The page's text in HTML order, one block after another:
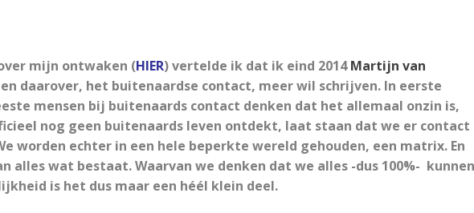
mijn ontwaken (HIER) vertelde ik dat ik eind 2014Martijn van
daarover, het buitenaardse contact, meer wil schrijven. In eerste
mensen bij buitenaards contact denken dat het allemaal onzin is,
nog geen buitenaards leven ontdekt, laat staan dat we er contact
worden echter in een hele beperkte wereld gehouden, een matrix. En
alles wat bestaat. Waarvan we denken dat we alles -dus 100%-
is het dus maar een héél klein deel.